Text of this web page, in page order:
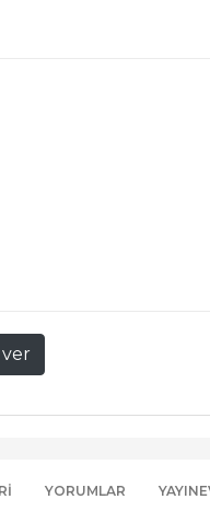
YORUMLAR